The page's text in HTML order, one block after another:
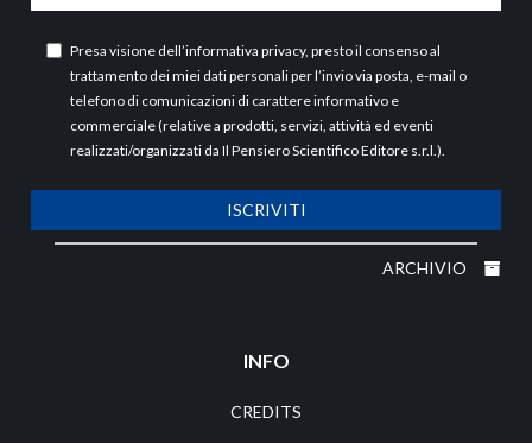
Presa visione dell’informativa privacy, presto il consenso al
trattamento dei miei dati personali per l’invio via posta, e-mail o
telefono di comunicazioni di carattere informativo e
commerciale (relative a prodotti, servizi, attività ed eventi
realizzati/organizzati da Il Pensiero Scientifico Editore s.r.l.).
ISCRIVITI
ARCHIVIO
INFO
CREDITS